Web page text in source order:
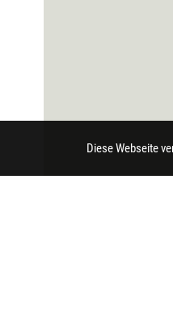
Diese Webseite